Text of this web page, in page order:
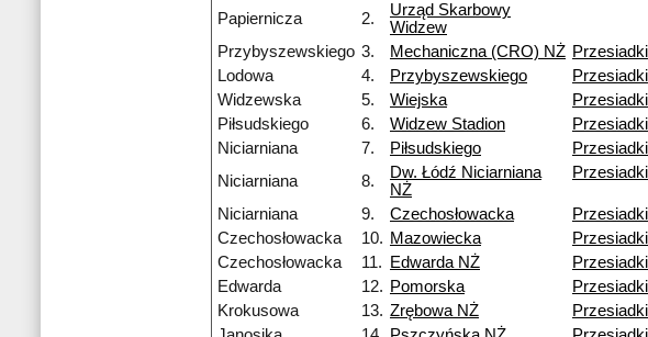
Papiernicza
2.
Urząd Skarbowy
Widzew
Przybyszewskiego 3. Mechaniczna (CRO) NŻ Przesiadki
Lodowa
4. Przybyszewskiego
Przesiadki
Widzewska
5. Wiejska
Przesiadki
Piłsudskiego
6. Widzew Stadion
Przesiadki
Niciarniana
7. Piłsudskiego
Przesiadki
Niciarniana
8.
Dw. Łódź Niciarniana
NŻ
Przesiadki
Niciarniana 9. Czechosłowacka
Przesiadki
Czechosłowacka
10. Mazowiecka
Przesiadki
Czechosłowacka
11. Edwarda NŻ
Przesiadki
Edwarda
12. Pomorska
Przesiadki
Krokusowa
13. Zrębowa NŻ
Przesiadki